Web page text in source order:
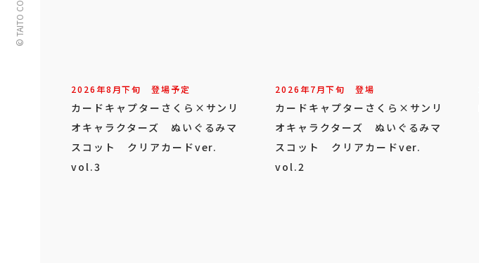
2026年8月下旬 登場予定
カードキャプターさくら×サンリ
オキャラクターズ ぬいぐるみマ
スコット クリアカードver.
vol.3
2026年7月下旬 登場
カードキャプターさくら×サンリ
オキャラクターズ ぬいぐるみマ
スコット クリアカードver.
vol.2